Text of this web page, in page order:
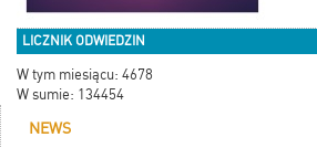
LICZNIK ODWIEDZIN
W tym miesiącu: 4678
W sumie: 134454
NEWS